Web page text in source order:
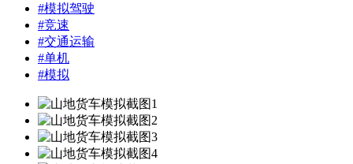
#模拟驾驶
#竞速
#交通运输
#单机
#模拟